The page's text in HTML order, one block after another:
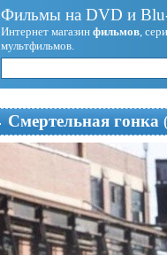
Фильмы на DVD и
Интернет магазин фильмов,
мультфильмов.
Смертельная гонка